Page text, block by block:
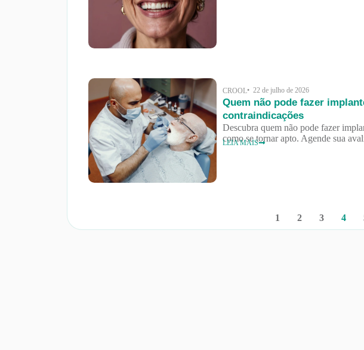
CROOL• 22 de julho de 2026
Quem não pode fazer
contraindicações
Descubra quem não pode fazer
como se tornar apto. Agende sua
LEIA MAIS
1 2 3 4